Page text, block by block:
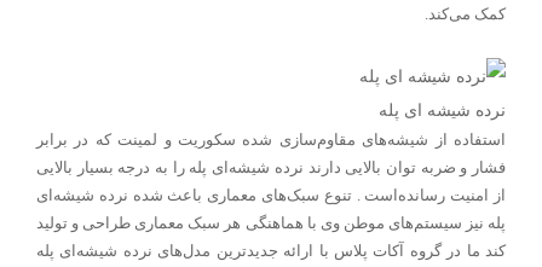
کمک می‌کند.
نرده شیشه ای پله
استفاده از شیشه‌های مقاوم‌سازی شده سکوریت و لمینت که در برابر
فشار و ضربه توان بالایی دارند نرده شیشه‌ای پله را به درجه بسیار بالایی
از امنیت رسانده‌است . تنوع سبک‌های معماری باعث شده نرده شیشه‌ای
پله نیز سیستم‌های موطن وی با هماهنگی هر سبک معماری طراحی و تولید
کند ما در گروه آکات پلاس با ارائه جدیدترین مدل‌های نرده شیشه‌ای پله